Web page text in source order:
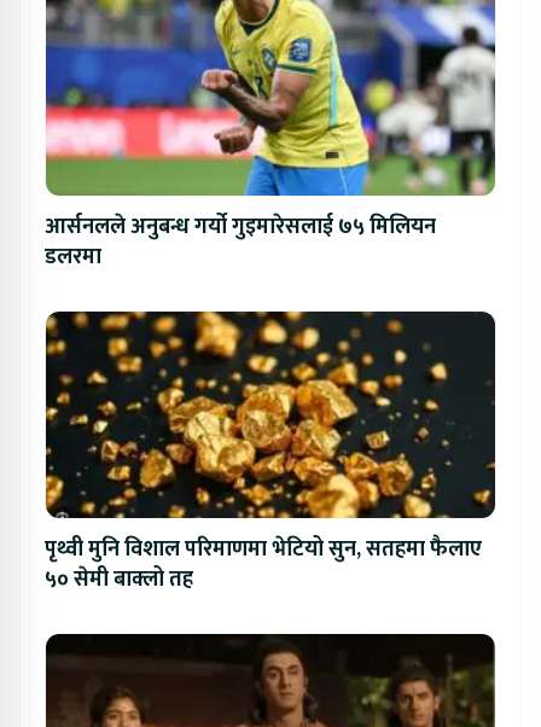
आर्सनलले अनुबन्ध गर्यो गुइमारेसलाई ७५ मिलियन
डलरमा
पृथ्वी मुनि विशाल परिमाणमा भेटियो सुन, सतहमा फैलाए
५० सेमी बाक्लो तह